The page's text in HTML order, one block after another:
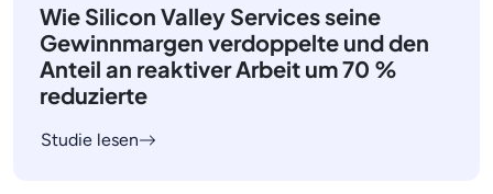
Wie Silicon Valley Services seine
Gewinnmargen verdoppelte und den
Anteil an reaktiver Arbeit um 70 %
reduzierte
Studie lesen